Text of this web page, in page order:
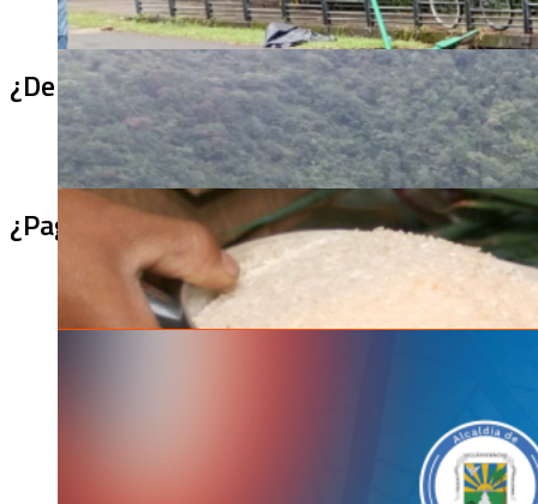
¿De qué sirve un puente terminado si no
¿Pagaron menos de lo permitido por el